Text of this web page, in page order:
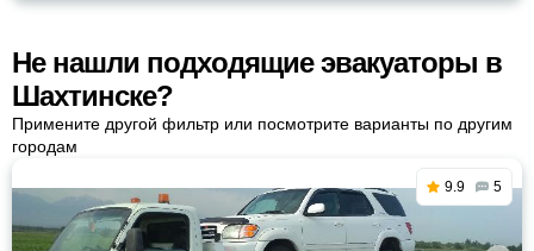
Не нашли подходящие эвакуаторы в
Шахтинске?
Примените другой фильтр или посмотрите варианты по другим
городам
9.9 5